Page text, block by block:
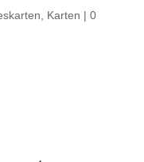
Karten | 0